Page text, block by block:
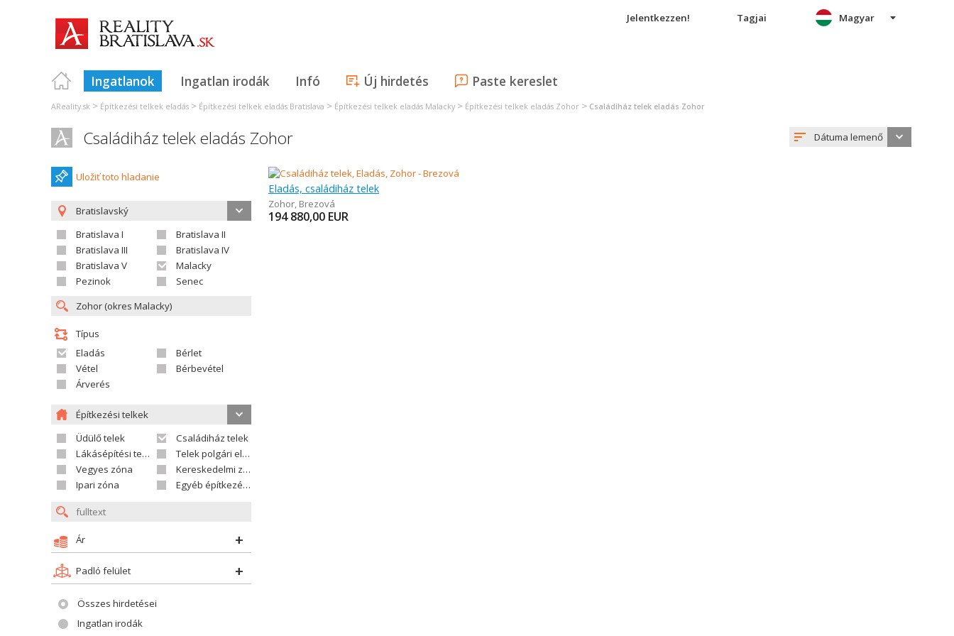
Jelentkezzen! Tagjai
Ingatlanok Ingatlan irodák Infó Új hirdetés Paste kereslet
Magyar
AReality.sk > Építkezési telkek eladás > Építkezési telkek eladás Bratislava > Építkezési telkek eladás Malacky > Építkezési telkek eladás Zohor > Családiház telek eladás Zohor
Családiház telek eladás Zohor Dátuma lemenő
Uložiť toto hladanie
Bratislavský
Bratislava I
Bratislava II
Bratislava III
Bratislava IV
Bratislava V
Malacky
Pezinok
Senec
Típus
Eladás
Bérlet
Vétel
Bérbevétel
Árverés
Építkezési telkek
Üdülő telek
Családiház telek
Lákásépítési telek
Telek polgári ellátáshoz
Vegyes zóna
Kereskedelmi zóna
Ipari zóna
Egyéb építkezési telek
Ár
Padló felület
Összes hirdetései
Ingatlan irodák
Eladás, családiház telek
Zohor, Brezová
194 880,00 EUR